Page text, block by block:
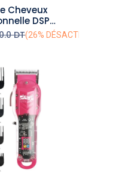
au panier
Cheveux
DSP
7000RPM - 3W
DT(26% DÉSACTIVÉ)